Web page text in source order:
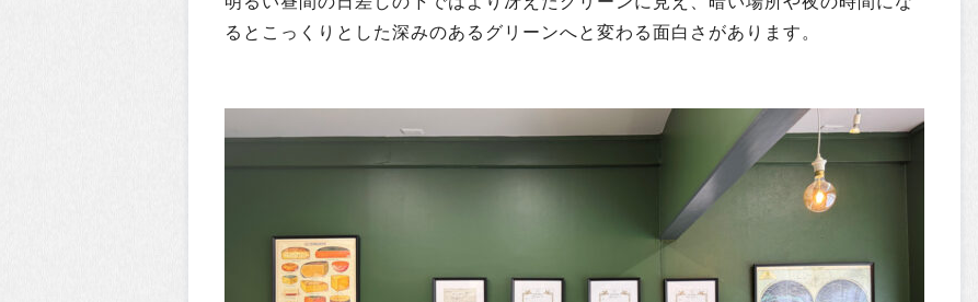
るとこっくりとした深みのあるグリーンへと変わる面白さがあります。